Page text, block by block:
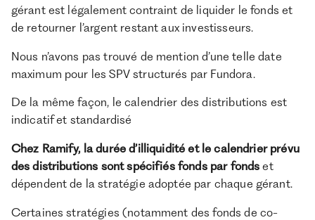
gérant est légalement contraint de liquider le fonds et
de retourner l’argent restant aux investisseurs.
Nous n’avons pas trouvé de mention d’une telle date
maximum pour les SPV structurés par Fundora.
De la même façon, le calendrier des distributions est
indicatif et standardisé
Chez Ramify, la durée d’illiquidité et le calendrier prévu
des distributions sont spécifiés fonds par fonds et
dépendent de la stratégie adoptée par chaque gérant.
Certaines stratégies (notamment des fonds de co-